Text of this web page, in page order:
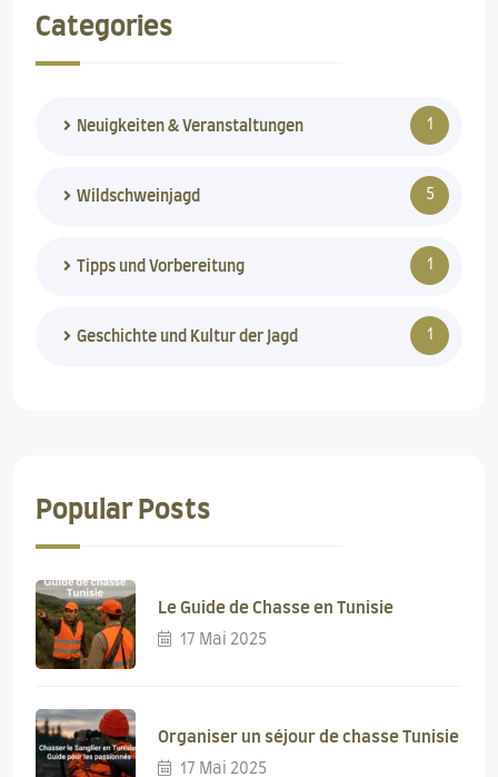
Categories
Neuigkeiten & Veranstaltungen 1
Wildschweinjagd 5
Tipps und Vorbereitung 1
Geschichte und Kultur der Jagd 1
Popular Posts
Le Guide de Chasse en Tunisie
17 Mai 2025
Organiser un séjour de chasse Tunisie
17 Mai 2025